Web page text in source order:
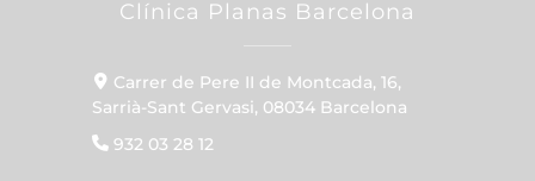
Clínica Planas Barcelona
Carrer de Pere II de Montcada, 16,
Sarrià-Sant Gervasi, 08034 Barcelona
932 03 28 12